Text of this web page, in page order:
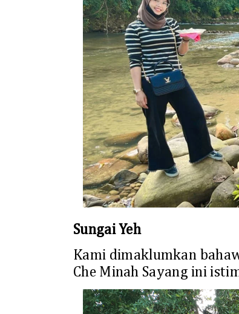
Sungai Yeh
Kami dimaklumkan
Che Minah Sayang ini